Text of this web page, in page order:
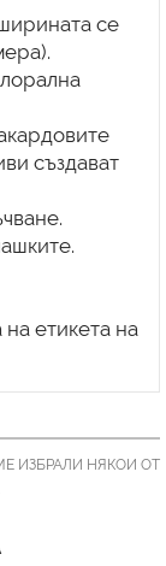
се
създават
етикета на
ИЗБРАЛИ НЯКОИ ОТ